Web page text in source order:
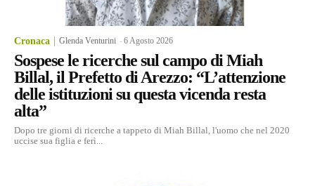
Cronaca Glenda Venturini -6 Agosto 2026
Sospese le ricerche sul campo di Miah
Billal, il Prefetto di Arezzo: “L’attenzione
delle istituzioni su questa vicenda resta
alta”
Dopo tre giorni di ricerche a tappeto di Miah Billal, l'uomo che nel 2020
uccise sua figlia e ferì...